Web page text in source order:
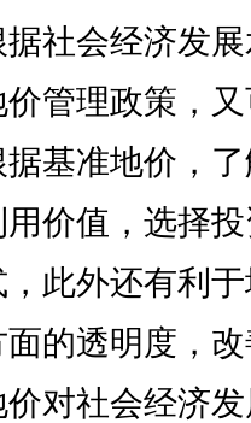
社会经济发
管理政策，
基准地价，
价值，选择
此外还有利
的透明度，
对社会经济